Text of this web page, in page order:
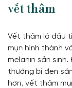
vết thâm
Vết thâm là dấu
mụn hình thành
melanin sản
thường bị đen
hơn, vết thâm